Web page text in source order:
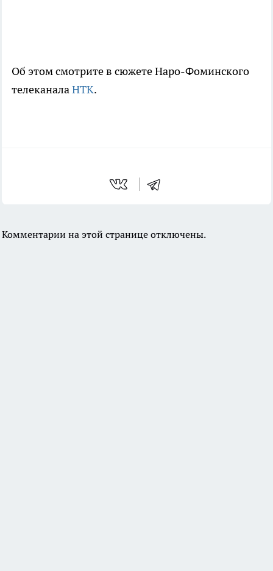
Об этом смотрите в сюжете Наро-Фоминского
телеканалаНТК.
Комментарии на этой странице отключены.